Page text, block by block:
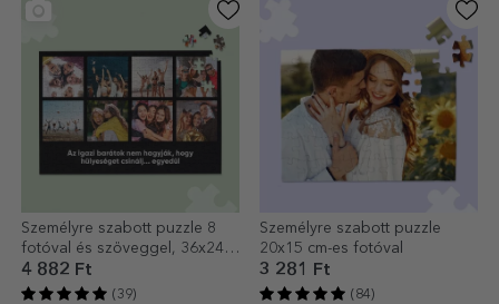
Személyre szabott puzzle 8
fotóval és szöveggel, 36x24
cm
4 882 Ft
(39)
Személyre szabott puzzle
20x15 cm-es fotóval
3 281 Ft
(84)